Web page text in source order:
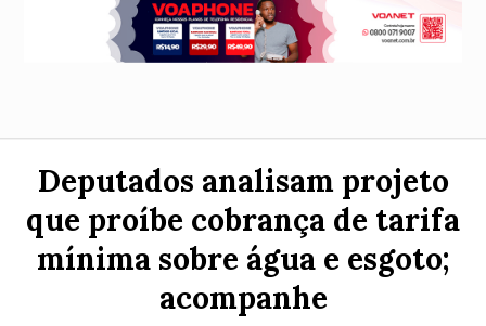
Deputados analisam projeto
que proíbe cobrança de tarifa
mínima sobre água e esgoto;
acompanhe